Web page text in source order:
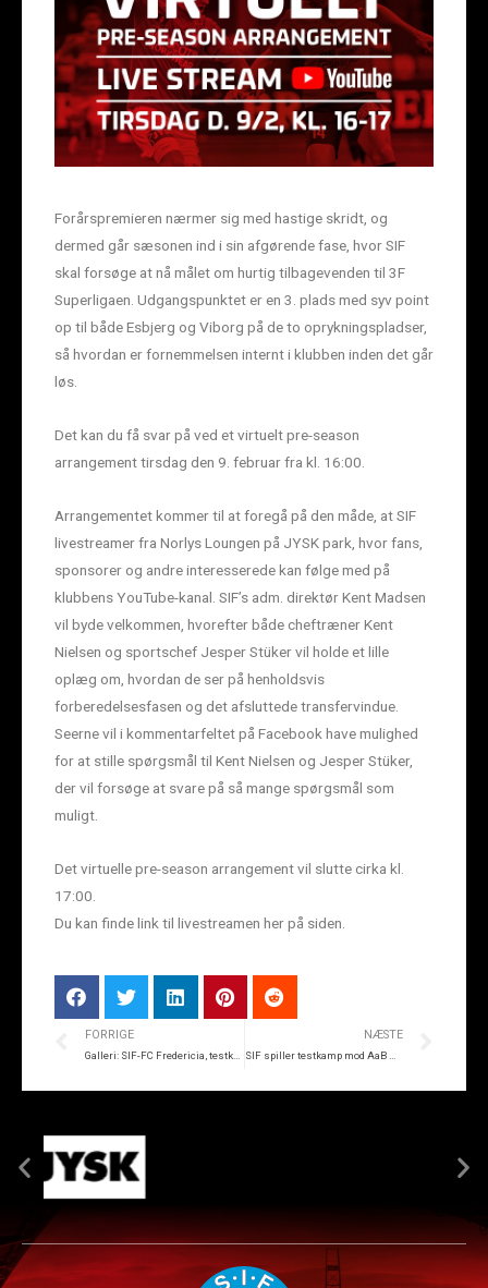
Forårspremieren nærmer sig med hastige skridt, og
dermed går sæsonen ind i sin afgørende fase, hvor SIF
skal forsøge at nå målet om hurtig tilbagevenden til 3F
Superligaen. Udgangspunktet er en 3. plads med syv point
op til både Esbjerg og Viborg på de to oprykningspladser,
så hvordan er fornemmelsen internt i klubben inden det går
løs.
Det kan du få svar på ved et virtuelt pre-season
arrangement tirsdag den 9. februar fra kl. 16:00.
Arrangementet kommer til at foregå på den måde, at SIF
livestreamer fra Norlys Loungen på JYSK park, hvor fans,
sponsorer og andre interesserede kan følge med på
klubbens YouTube-kanal. SIF’s adm. direktør Kent Madsen
vil byde velkommen, hvorefter både cheftræner Kent
Nielsen og sportschef Jesper Stüker vil holde et lille
oplæg om, hvordan de ser på henholdsvis
forberedelsesfasen og det afsluttede transfervindue.
Seerne vil i kommentarfeltet på Facebook have mulighed
for at stille spørgsmål til Kent Nielsen og Jesper Stüker,
der vil forsøge at svare på så mange spørgsmål som
muligt.
Det virtuelle pre-season arrangement vil slutte cirka kl.
17:00.
Du kan finde link til livestreamen her på siden.
FORRIGE NÆSTE